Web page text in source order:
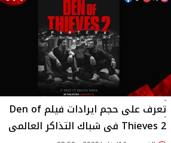
تعرف على حجم ايرادات فيلم Den of
Thieves 2 فى شباك التذاكر العالمى